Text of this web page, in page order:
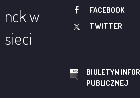
nck w
sieci
FACEBOOK
TWITTER
BIULETYN
PUBLICZNEJ